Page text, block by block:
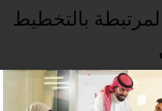
بالتخطيط